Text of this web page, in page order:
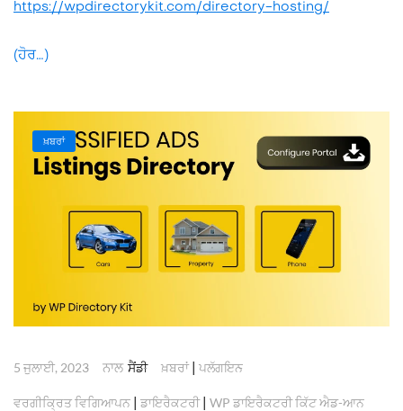
https://wpdirectorykit.com/directory-hosting/
(ਹੋਰ…)
ਖ਼ਬਰਾਂ
5 ਜੁਲਾਈ, 2023 ਨਾਲ ਸੈਂਡੀ ਖ਼ਬਰਾਂ| ਪਲੱਗਇਨ
ਵਰਗੀਕ੍ਰਿਤ ਵਿਗਿਆਪਨ | ਡਾਇਰੈਕਟਰੀ| WP ਡਾਇਰੈਕਟਰੀ ਕਿੱਟ ਐਡ-ਆਨ